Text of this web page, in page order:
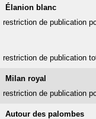
Élanion blanc
restriction de publication
restriction de publication
Milan royal
restriction de publication
Autour des palombes